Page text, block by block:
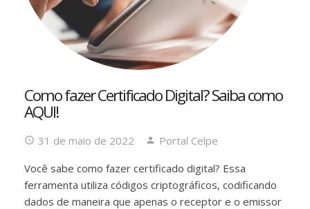
Como fazer Certificado Digital? Saiba como
AQUI!
31 de maio de 2022
Portal Celpe
Você sabe como fazer certificado digital? Essa
ferramenta utiliza códigos criptográficos, codificando
dados de maneira que apenas o receptor e o emissor